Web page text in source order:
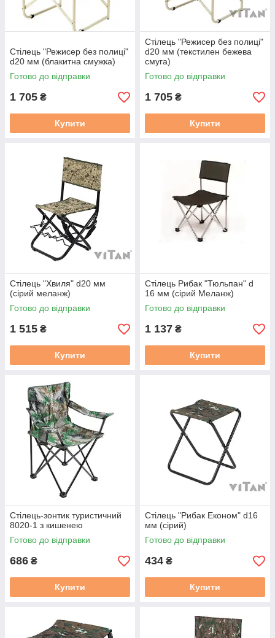
Стілець "Режисер без полиці"
d20 мм (блакитна смужка)
Готово до відправки
1 705 ₴
Купити
Стілець "Режисер без полиці"
d20 мм (текстилен бежева
смуга)
Готово до відправки
1 705 ₴
Купити
Стілець "Хвиля" d20 мм
(сірий меланж)
Готово до відправки
1 515 ₴
Купити
Стілець Рибак "Тюльпан" d
16 мм (сірий Меланж)
Готово до відправки
1 137 ₴
Купити
Стілець-зонтик туристичний
8020-1 з кишенею
Готово до відправки
686 ₴
Купити
Стілець "Рибак Економ" d16
мм (сірий)
Готово до відправки
434 ₴
Купити